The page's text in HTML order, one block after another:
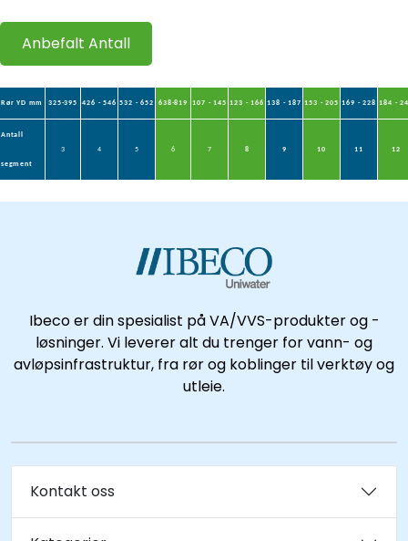
Anbefalt Antall
Ibeco er din spesialist på VA/VVS-produkter og -
løsninger. Vi leverer alt du trenger for vann- og
avløpsinfrastruktur, fra rør og koblinger til verktøy og
Kontakt oss